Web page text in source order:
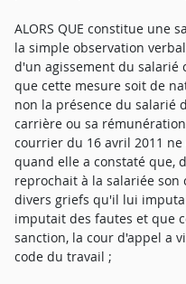
ALORS QUE constitue une
la simple observation
d'un agissement du salarié
que cette mesure soit de
non la présence du salarié
carrière ou sa
courrier du 16 avril 2011
quand elle a constaté que,
reprochait à la salariée
divers griefs qu'il lui
imputait des fautes et que
sanction, la cour d'appel a
code du travail ;